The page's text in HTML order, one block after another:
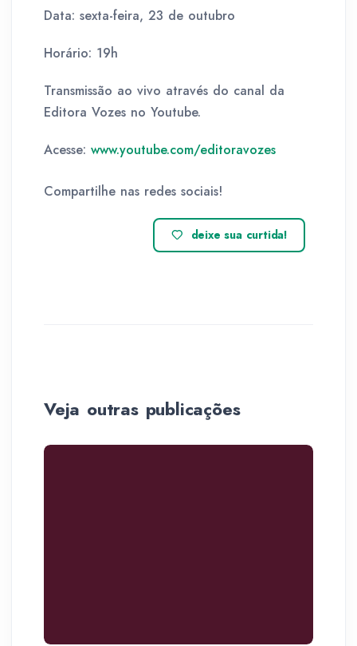
Data: sexta-feira, 23 de outubro
Horário: 19h
Transmissão ao vivo através do canal da
Editora Vozes no Youtube.
Acesse: www.youtube.com/editoravozes
Compartilhe nas redes sociais!
deixe sua curtida!
Veja outras publicações